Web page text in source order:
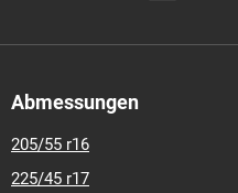
Abmessungen
205/55 r16
225/45 r17